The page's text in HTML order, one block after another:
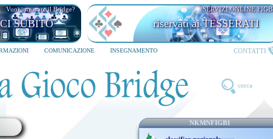
Vuoi imparare il Bridge?
SUBITO
SERVIZI ONLINE FIGB
riservati ai TESSERATI
COMUNICAZIONE INSEGNAMENTO CONTATTI
cerca
NKMNFIGB1